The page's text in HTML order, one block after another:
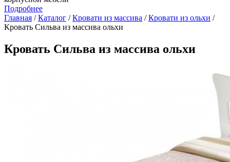
Подробнее
Главная /Каталог /Кровати из массива /Кровати из ольхи /
Кровать Сильва из массива ольхи
Кровать Сильва из массива ольхи